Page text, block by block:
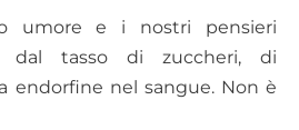
umore e i nostri pensieri
dal tasso di zuccheri, di
endorfine nel sangue. Non è